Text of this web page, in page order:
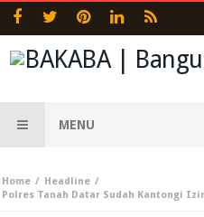
MENU
Home
Headline
Polres Tanah Datar Sudah Kantongi